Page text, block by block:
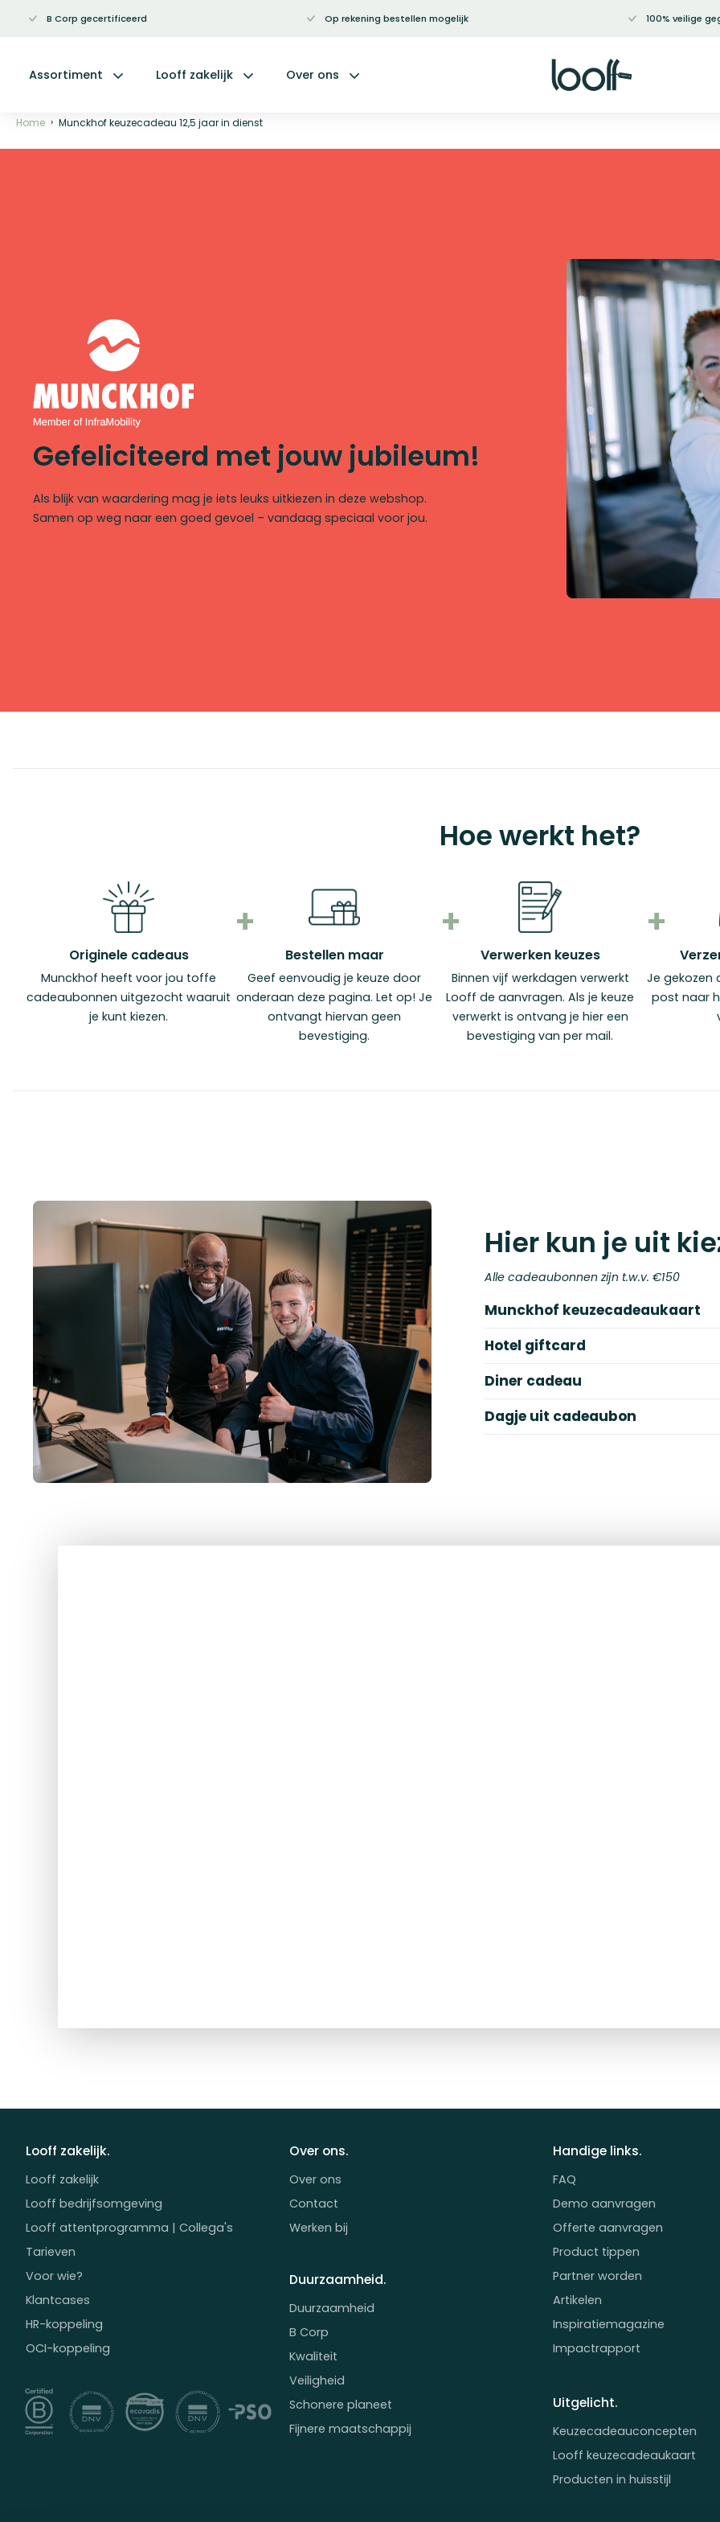
B Corp gecertificeerd Op rekening bestellen mogelijk 100% veilige
Assortiment Looff zakelijk Over ons
Home Munckhof keuzecadeau 12,5 jaar in dienst
Gefeliciteerd met jouw jubileum!
Als blijk van waardering mag je iets leuks uitkiezen in deze webshop.
Samen op weg naar een goed gevoel – vandaag speciaal voor jou.
Hoe werkt het?
Originele cadeaus
Munckhof heeft voor jou toffe
cadeaubonnen uitgezocht waaruit
je kunt kiezen.
Bestellen maar
Geef eenvoudig je keuze door
onderaan deze pagina. Let op! Je
ontvangt hiervan geen
bevestiging.
Verwerken keuzes
Binnen vijf werkdagen verwerkt
Looff de aanvragen. Als je keuze
verwerkt is ontvang je hier een
bevestiging van per mail.
Je gekozen
post naar
Hier kun je uit
Alle cadeaubonnen zijn t.w.v. €150
Munckhof keuzecadeaukaart
Hotel giftcard
Diner cadeau
Dagje uit cadeaubon
Looff zakelijk.
Looff zakelijk
Looff bedrijfsomgeving
Looff attentprogramma | Collega's
Tarieven
Voor wie?
Klantcases
HR-koppeling
OCI-koppeling
Over ons.
Over ons
Contact
Werken bij
Duurzaamheid.
Duurzaamheid
B Corp
Kwaliteit
Veiligheid
Schonere planeet
Fijnere maatschappij
Handige links.
FAQ
Demo aanvragen
Offerte aanvragen
Product tippen
Partner worden
Artikelen
Inspiratiemagazine
Impactrapport
Uitgelicht.
Keuzecadeauconcepten
Looff keuzecadeaukaart
Producten in huisstijl